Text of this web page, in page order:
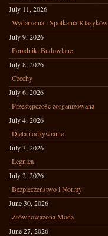
July 11, 2026
Wydarzenia i Spotkania Klasyków
July 9, 2026
Poradniki Budowlane
July 8, 2026
Czechy
July 6, 2026
Przestępczośc zorganizowana
July 4, 2026
Dieta i odżywianie
July 3, 2026
Legnica
July 2, 2026
Bezpieczeństwo i Normy
June 30, 2026
Zrównoważona Moda
June 27, 2026